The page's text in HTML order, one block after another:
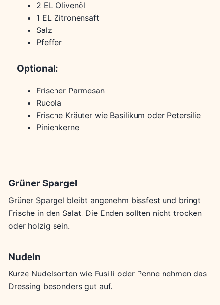
2 EL Olivenöl
1 EL Zitronensaft
Salz
Pfeffer
Optional:
Frischer Parmesan
Rucola
Frische Kräuter wie Basilikum oder Petersilie
Pinienkerne
Grüner Spargel
Grüner Spargel bleibt angenehm bissfest und bringt
Frische in den Salat. Die Enden sollten nicht trocken
oder holzig sein.
Nudeln
Kurze Nudelsorten wie Fusilli oder Penne nehmen das
Dressing besonders gut auf.